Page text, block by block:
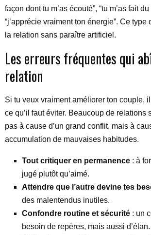
façon dont tu m’as écouté”, “tu m’as fait
“j’apprécie vraiment ton énergie”. Ce type
la relation sans paraître artificiel.
Les erreurs fréquentes qui
relation
Si tu veux vraiment améliorer ton couple,
ce qu’il faut éviter. Beaucoup de relations
pas à cause d’un grand conflit, mais à
accumulation de mauvaises habitudes.
Tout critiquer en permanence : à
jugé plutôt qu’aimé.
Attendre que l’autre devine tes
des malentendus inutiles.
Confondre routine et sécurité : un
besoin de repères, mais aussi d’élan.